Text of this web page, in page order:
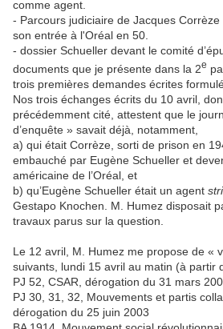
comme agent.
‑ Parcours judiciaire de Jacques
son entrée à l'Oréal en 50.
‑ dossier Schueller devant le comité
documents que je présente dans la 2e
trois premières demandes écrites
Nos trois échanges écrits du 10 avril,
précédemment cité, attestent que le
d’enquête » savait déjà, notamment,
a) qui était Corrèze, sorti de prison en
embauché par Eugène Schueller et
américaine de l’Oréal, et
b) qu’Eugène Schueller était un agent
Gestapo Knochen. M. Humez disposait
travaux parus sur la question.
Le 12 avril, M. Humez me propose de «
suivants, lundi 15 avril au matin (à partir
PJ 52, CSAR, dérogation du 31 mars
PJ 30, 31, 32, Mouvements et partis
dérogation du 25 juin 2003